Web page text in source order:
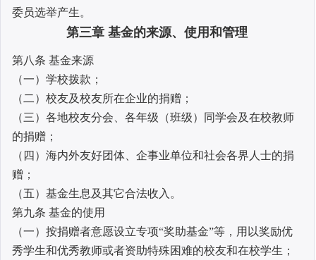
委员选举产生。
第三章 基金的来源、使用和管理
第八条 基金来源
（一）学校拨款；
（二）校友及校友所在企业的捐赠；
（三）各地校友分会、各年级（班级）同学会及在校教师
的捐赠；
（四）海内外友好团体、企事业单位和社会各界人士的捐
赠；
（五）基金生息及其它合法收入。
第九条 基金的使用
（一）按捐赠者意愿设立专项“奖助基金”等，用以奖励优
秀学生和优秀教师或者资助特殊困难的校友和在校学生；